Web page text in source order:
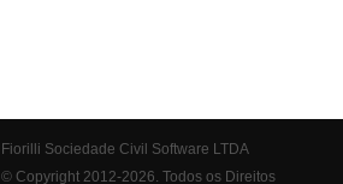
Fiorilli Sociedade Civil Software LTDA
© Copyright 2012-2026. Todos os Direitos